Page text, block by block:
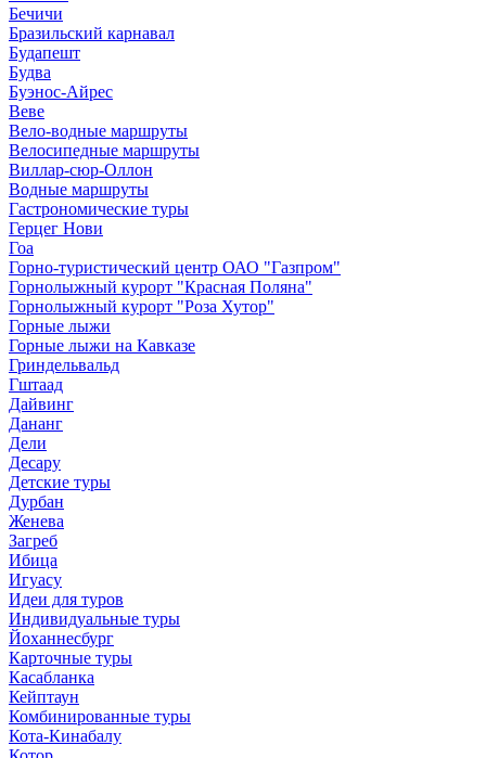
Бечичи
Бразильский карнавал
Будапешт
Будва
Буэнос-Айрес
Веве
Вело-водные маршруты
Велосипедные маршруты
Виллар-сюр-Оллон
Водные маршруты
Гастрономические туры
Герцег Нови
Гоа
Горно-туристический центр ОАО "Газпром"
Горнолыжный курорт "Красная Поляна"
Горнолыжный курорт "Роза Хутор"
Горные лыжи
Горные лыжи на Кавказе
Гриндельвальд
Гштаад
Дайвинг
Дананг
Дели
Десару
Детские туры
Дурбан
Женева
Загреб
Ибица
Игуасу
Идеи для туров
Индивидуальные туры
Йоханнесбург
Карточные туры
Касабланка
Кейптаун
Комбинированные туры
Кота-Кинабалу